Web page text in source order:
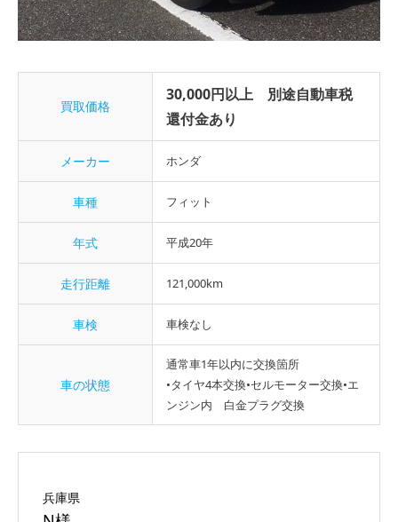
買取価格
30,000円以上 別途自動車税
還付金あり
メーカー ホンダ
車種 フィット
年式 平成20年
走行距離 121,000km
車検 車検なし
車の状態
通常車1年以内に交換箇所
•タイヤ4本交換•セルモーター交換•エ
ンジン内 白金プラグ交換
兵庫県